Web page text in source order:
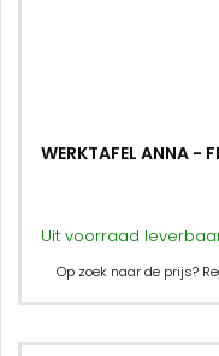
WERKTAFEL ANNA -
Uit voorraad
Op zoek naar de prijs?